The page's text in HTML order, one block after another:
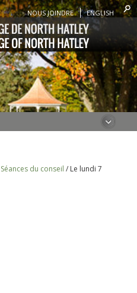
NOUS JOINDRE ENGLISH
Séances du conseil / Le lundi 7